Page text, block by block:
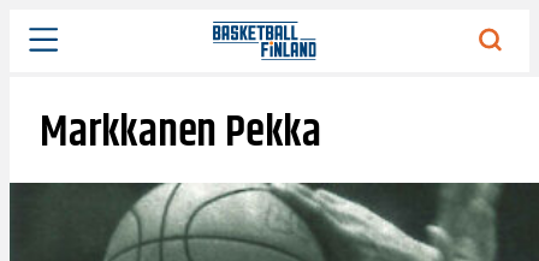
Siirry
sisältöön
Markkanen Pekka